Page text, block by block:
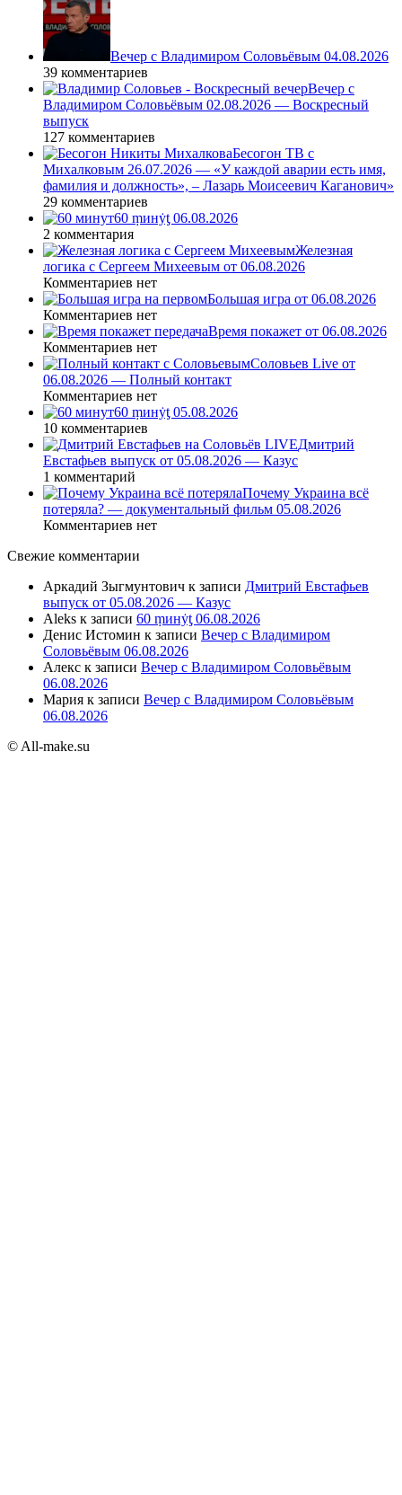
Вечер с Владимиром Соловьёвым 04.08.2026
39 комментариев
Вечер с
Владимиром Соловьёвым 02.08.2026 — Воскресный
выпуск
127 комментариев
Бесогон ТВ с
Михалковым 26.07.2026 — «У каждой аварии есть имя,
фамилия и должность», – Лазарь Моисеевич Каганович»
29 комментариев
60 ṃинẏƫ 06.08.2026
2 комментария
Железная
логика с Сергеем Михеевым от 06.08.2026
Комментариев нет
Большая игра от 06.08.2026
Комментариев нет
Время покажет от 06.08.2026
Комментариев нет
Соловьев Live от
06.08.2026 — Полный контакт
Комментариев нет
60 ṃинẏƫ 05.08.2026
10 комментариев
Дмитрий
Евстафьев выпуск от 05.08.2026 — Казус
1 комментарий
Почему Украина всё
потеряла? — документальный фильм 05.08.2026
Комментариев нет
Свежие комментарии
Аркадий Зыгмунтович к записи Дмитрий Евстафьев
выпуск от 05.08.2026 — Казус
Aleks к записи 60 ṃинẏƫ 06.08.2026
Денис Истомин к записи Вечер с Владимиром
Соловьёвым 06.08.2026
Алекс к записи Вечер с Владимиром Соловьёвым
06.08.2026
Мария к записи Вечер с Владимиром Соловьёвым
06.08.2026
© All-make.su